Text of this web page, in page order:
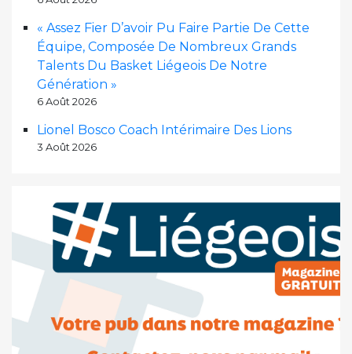
« Assez Fier D’avoir Pu Faire Partie De Cette
Équipe, Composée De Nombreux Grands
Talents Du Basket Liégeois De Notre
Génération »
6 Août 2026
Lionel Bosco Coach Intérimaire Des Lions
3 Août 2026